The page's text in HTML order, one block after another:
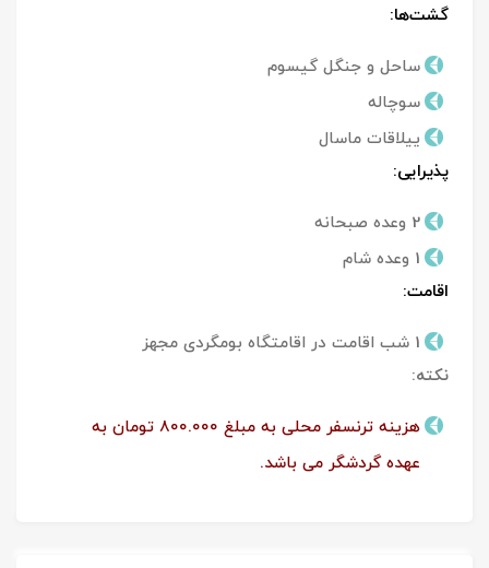
گشت‌ها:
ساحل و جنگل گیسوم
سوچاله
ییلاقات ماسال
پذیرایی:
2 وعده صبحانه
1 وعده شام
اقامت:
1 شب اقامت در اقامتگاه بومگردی مجهز
نکته:
هزینه ترنسفر محلی به مبلغ 800.000 تومان به
عهده گردشگر می باشد.